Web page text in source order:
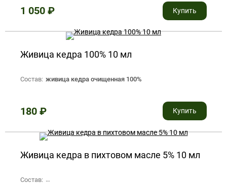
1 050 ₽ Купить
Живица кедра 100% 10 мл
Состав: живица кедра очищенная 100%
180 ₽ Купить
Живица кедра в пихтовом масле 5% 10 мл
Состав: живица кедра очищенная 5%, эфирное пихтовое масло